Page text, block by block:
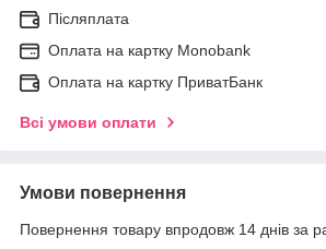
Післяплата
Оплата на картку Мonobank
Оплата на картку ПриватБанк
Всі умови оплати
Умови повернення
Повернення товару впродовж 14 днів за